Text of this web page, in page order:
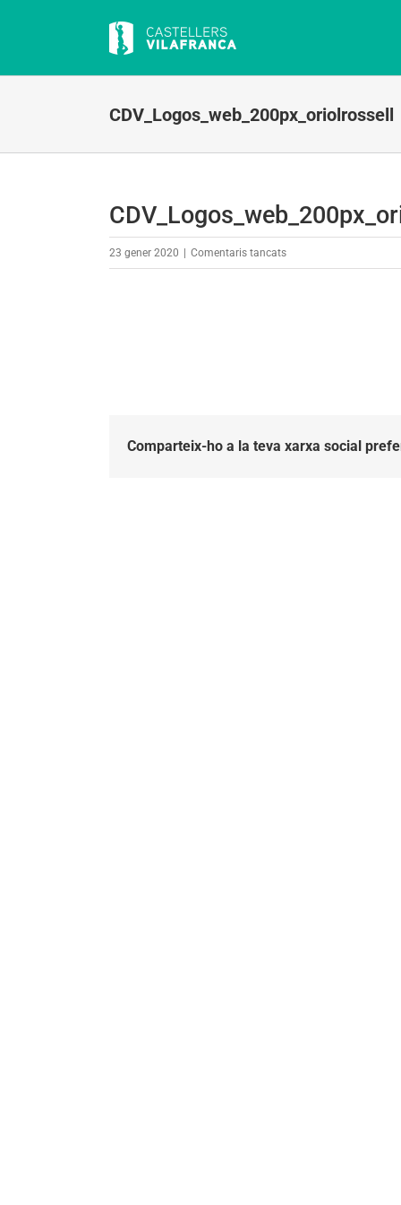
CDV_Logos_web_200px_oriolrossell
23 gener 2020 Comentaris tancatsa
Comparteix-ho a la teva xarxa social